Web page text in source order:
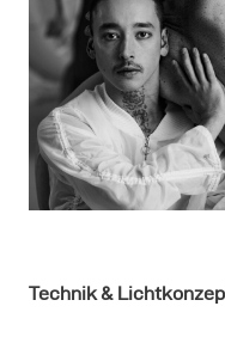
Technik &